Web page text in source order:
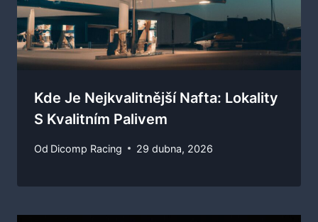
Kde Je Nejkvalitnější Nafta: Lokality
S Kvalitním Palivem
Od Dicomp Racing 29 dubna, 2026